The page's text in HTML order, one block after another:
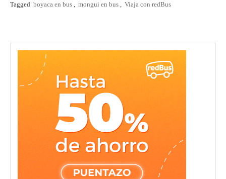
Tagged boyaca en bus , mongui en bus , Viaja con redBus